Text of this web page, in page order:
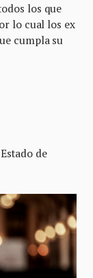
los que
lo cual los ex
cumpla su
de